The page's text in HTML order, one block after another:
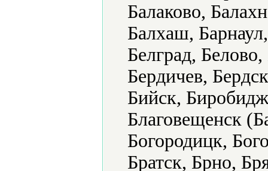
Балаково,
Балхаш,
Белград,
Бердичев,
Бийск,
Благовещенск
Богородицк,
Братск, Брно,